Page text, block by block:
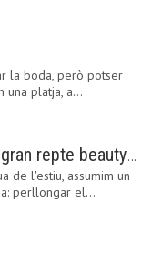
la boda, però potser
una platja, a…
Bronzejat durador: el gran repte beauty del final de l’estiu
de l'estiu, assumim un
perllongar el…